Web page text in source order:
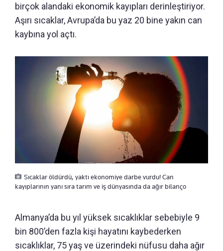
birçok alandaki ekonomik kayıpları derinleştiriyor.
Aşırı sıcaklar, Avrupa’da bu yaz 20 bine yakın can
kaybına yol açtı.
Sıcaklar öldürdü, yaktı ekonomiye darbe vurdu! Can
kayıplarının yanı sıra tarım ve iş dünyasında da ağır bilanço
Almanya’da bu yıl yüksek sıcaklıklar sebebiyle 9
bin 800’den fazla kişi hayatını kaybederken
sıcaklıklar, 75 yaş ve üzerindeki nüfusu daha ağır